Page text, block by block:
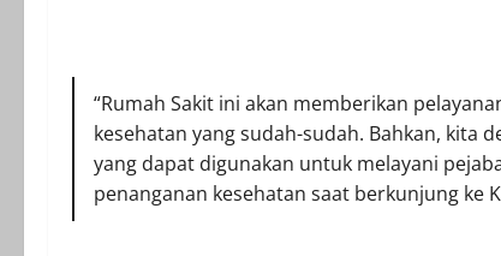
“Rumah Sakit ini akan memberikan
kesehatan yang sudah-sudah. Bahkan, kita
yang dapat digunakan untuk melayani
penanganan kesehatan saat berkunjung ke